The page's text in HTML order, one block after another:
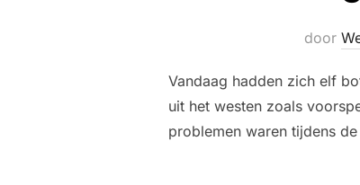
door
Vandaag hadden zich elf
uit het westen zoals
problemen waren tijdens